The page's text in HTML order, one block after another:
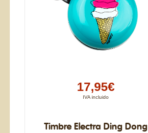
17,95€
IVA incluido
Timbre Electra Ding Dong